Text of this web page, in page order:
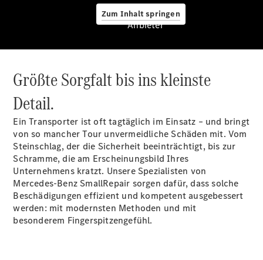
Zum Inhalt springen
Übersicht
Finanzdienste
Reifen &
Kompletträder
Anbieter
Größte Sorgfalt bis ins kleinste
Detail.
Ein Transporter ist oft tagtäglich im Einsatz – und bringt
von so mancher Tour unvermeidliche Schäden mit. Vom
Steinschlag, der die Sicherheit beeinträchtigt, bis zur
Schramme, die am Erscheinungsbild Ihres
Unternehmens kratzt. Unsere Spezialisten von
Mercedes-Benz SmallRepair sorgen dafür, dass solche
Beschädigungen effizient und kompetent ausgebessert
werden: mit modernsten Methoden und mit
besonderem Fingerspitzengefühl.